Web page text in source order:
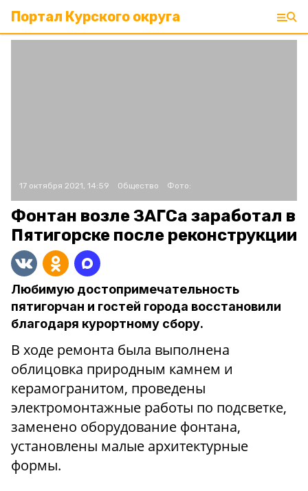
Портал Курского округа
17 октября 2021, 14:59 Общество Фото:
Фонтан возле ЗАГСа заработал в
Пятигорске после реконструкции
Любимую достопримечательность
пятигорчан и гостей города восстановили
благодаря курортному сбору.
В ходе ремонта была выполнена
облицовка природным камнем и
керамогранитом, проведены
электромонтажные работы по подсветке,
заменено оборудование фонтана,
установлены малые архитектурные
формы.